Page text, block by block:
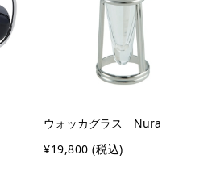
ウォッカグラス Nura
¥19,800 (税込)